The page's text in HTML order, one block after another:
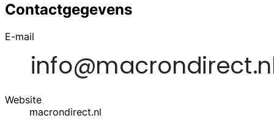
Contactgegevens
E-mail
Website
macrondirect.nl